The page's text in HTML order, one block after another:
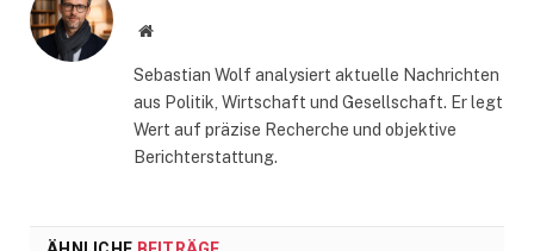
Website
Sebastian Wolf analysiert aktuelle Nachrichten
aus Politik, Wirtschaft und Gesellschaft. Er legt
Wert auf präzise Recherche und objektive
Berichterstattung.